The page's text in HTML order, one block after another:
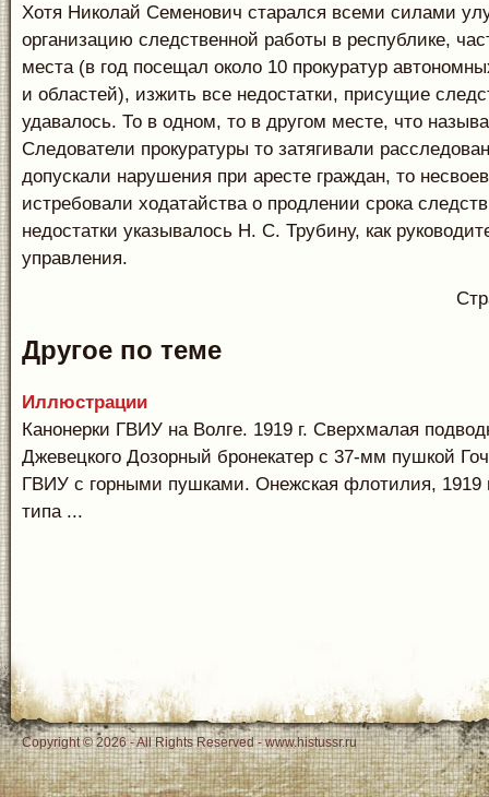
Хотя Николай Семенович старался всеми силами
организацию следственной работы в республике,
места (в год посещал около 10 прокуратур
и областей), изжить все недостатки, присущие
удавалось. То в одном, то в другом месте, что
Следователи прокуратуры то затягивали
допускали нарушения при аресте граждан, то
истребовали ходатайства о продлении срока
недостатки указывалось Н. С. Трубину, как
управления.
Другое по теме
Иллюстрации
Канонерки ГВИУ на Волге. 1919 г. Сверхмалая
Джевецкого Дозорный бронекатер с 37-мм пушкой
ГВИУ с горными пушками. Онежская флотилия, 1919
типа ...
Copyright © 2026 - All Rights Reserved - www.histussr.ru